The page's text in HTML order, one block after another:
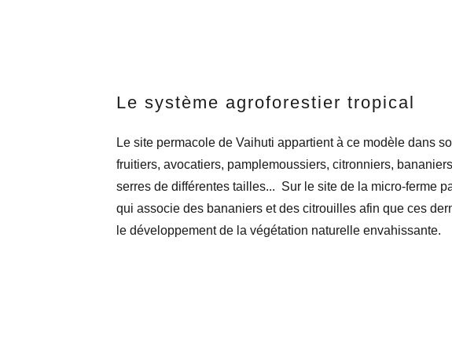
Le système agroforestier tropical
Le site permacole de Vaihuti appartient à ce modèle dans
fruitiers, avocatiers, pamplemoussiers, citronniers,
serres de différentes tailles... Sur le site de la micro-ferme
qui associe des bananiers et des citrouilles afin que ces
le développement de la végétation naturelle envahissante.